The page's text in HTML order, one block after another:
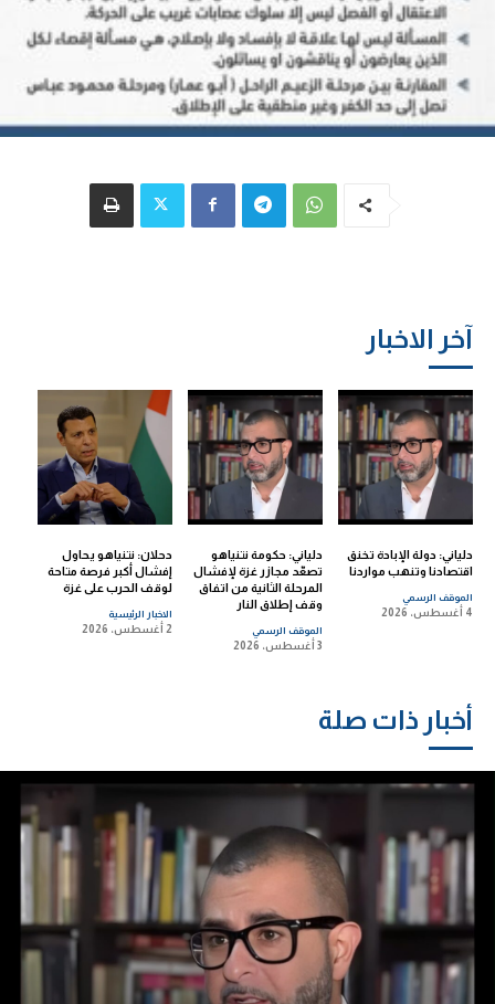
آخر الاخبار
دلياني: دولة الإبادة تخنق
اقتصادنا وتنهب مواردنا
الموقف الرسمي
4 أغسطس، 2026
دلياني: حكومة نتنياهو
تصعّد مجازر غزة لإفشال
المرحلة الثانية من اتفاق
وقف إطلاق النار
الموقف الرسمي
3 أغسطس، 2026
دحلان: نتنياهو يحاول
إفشال أكبر فرصة متاحة
لوقف الحرب على غزة
الاخبار الرئيسية
2 أغسطس، 2026
أخبار ذات صلة